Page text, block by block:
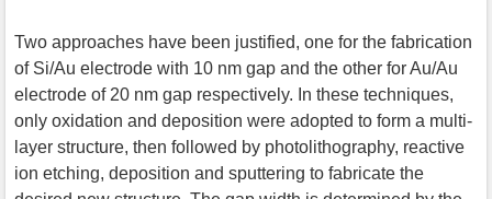
Two approaches have been justified, one for the fabrication
of Si/Au electrode with 10 nm gap and the other for Au/Au
electrode of 20 nm gap respectively. In these techniques,
only oxidation and deposition were adopted to form a multi-
layer structure, then followed by photolithography, reactive
ion etching, deposition and sputtering to fabricate the